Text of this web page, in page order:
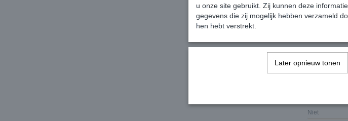
Kan u
EAN code
Niet
u onze site gebruikt. Zij kunnen deze
gegevens die zij mogelijk hebben verzameld
hen hebt verstrekt.
Later opnieuw tonen